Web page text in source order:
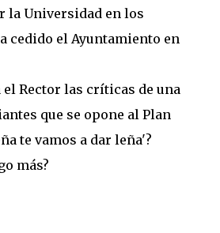
la Universidad en los
cedido el Ayuntamiento en
Rector las críticas de una
que se opone al Plan
te vamos a dar leña'?
más?